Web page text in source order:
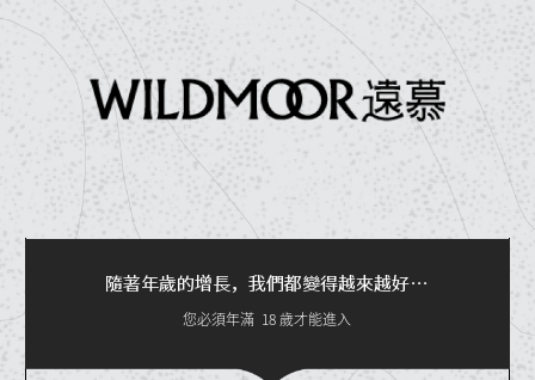
隨著年歲的增長，我們都變得越來越好…
您必須年滿 18 歲才能進入